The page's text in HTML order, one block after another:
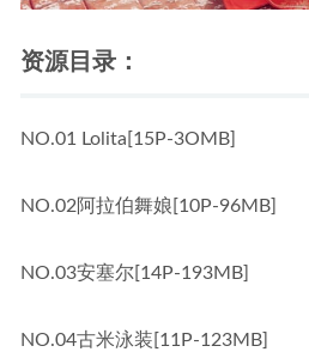
资源目录：
NO.01 Lolita[15P-3OMB]
NO.02阿拉伯舞娘[10P-96MB]
NO.03安塞尔[14P-193MB]
NO.04古米泳装[11P-123MB]